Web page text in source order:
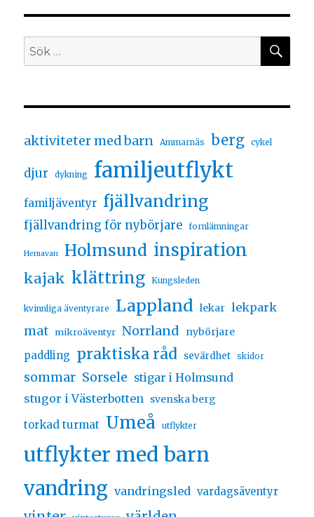
aktiviteter med barn Ammarnäs berg cykel
djur dykning familjeutflykt
familjäventyr fjällvandring
fjällvandring för nybörjare fornlämningar
Hemavan Holmsund inspiration
kajak klättring Kungsleden
kvinnliga äventyrare Lappland lekar lekpark
mat mikroäventyr Norrland
nybörjare
paddling
praktiska råd sevärdhet skidor
sommar Sorsele stigar i Holmsund
stugor i Västerbotten
svenska berg
torkad turmat Umeå utflykter
utflykter med barn
vandring vandringsled vardagsäventyr